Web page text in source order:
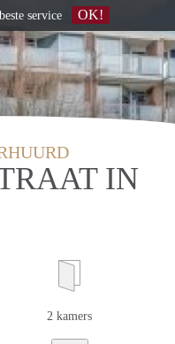
IN
2 kamers
service OK!